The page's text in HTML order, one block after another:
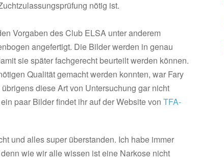
nötig ist.
Vorgaben des Club ELSA unter anderem
angefertigt. Die Bilder werden in genau
sie später fachgerecht beurteilt werden können.
Qualität gemacht werden konnten, war Fary
diese Art von Untersuchung gar nicht
paar Bilder findet ihr auf der Website von TFA-
und alles super überstanden. Ich habe immer
wie wir alle wissen ist eine Narkose nicht